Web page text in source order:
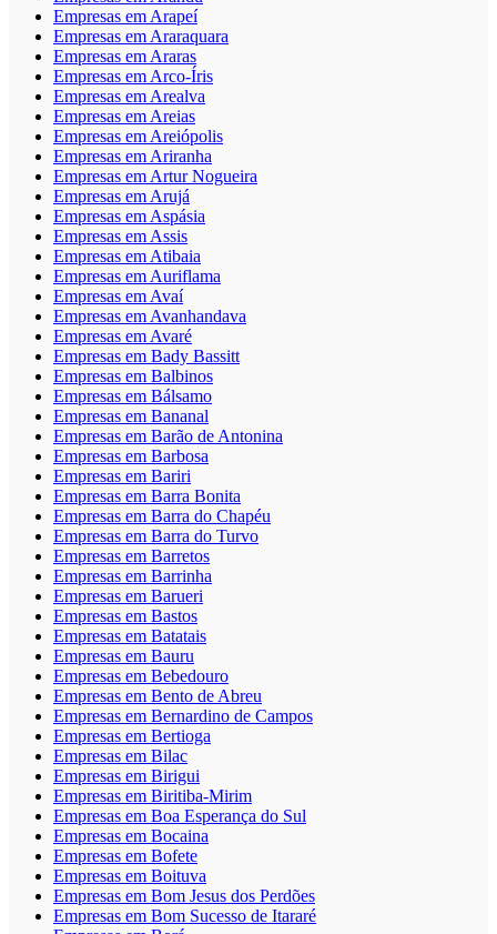
Empresas em Arapeí
Empresas em Araraquara
Empresas em Araras
Empresas em Arco-Íris
Empresas em Arealva
Empresas em Areias
Empresas em Areiópolis
Empresas em Ariranha
Empresas em Artur Nogueira
Empresas em Arujá
Empresas em Aspásia
Empresas em Assis
Empresas em Atibaia
Empresas em Auriflama
Empresas em Avaí
Empresas em Avanhandava
Empresas em Avaré
Empresas em Bady Bassitt
Empresas em Balbinos
Empresas em Bálsamo
Empresas em Bananal
Empresas em Barão de Antonina
Empresas em Barbosa
Empresas em Bariri
Empresas em Barra Bonita
Empresas em Barra do Chapéu
Empresas em Barra do Turvo
Empresas em Barretos
Empresas em Barrinha
Empresas em Barueri
Empresas em Bastos
Empresas em Batatais
Empresas em Bauru
Empresas em Bebedouro
Empresas em Bento de Abreu
Empresas em Bernardino de Campos
Empresas em Bertioga
Empresas em Bilac
Empresas em Birigui
Empresas em Biritiba-Mirim
Empresas em Boa Esperança do Sul
Empresas em Bocaina
Empresas em Bofete
Empresas em Boituva
Empresas em Bom Jesus dos Perdões
Empresas em Bom Sucesso de Itararé